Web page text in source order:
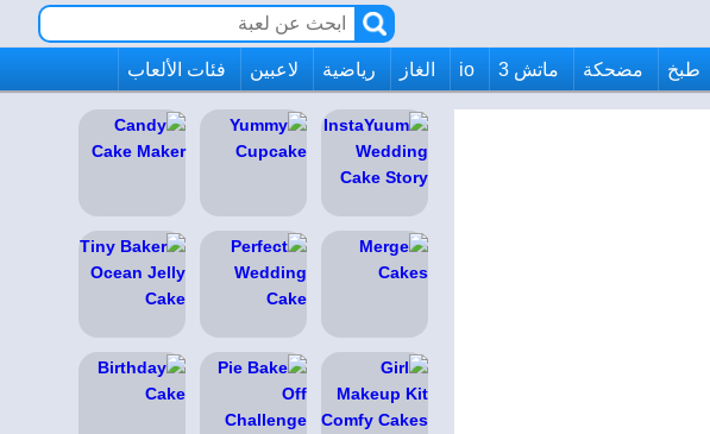
طبخ مضحكة ماتش 3 io الغاز رياضية لاعبين فئات الألعاب